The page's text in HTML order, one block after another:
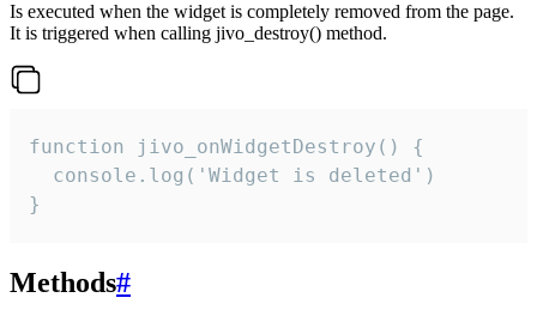
Is executed when the widget is completely removed from the page.
It is triggered when calling jivo_destroy() method.
function jivo_onWidgetDestroy() {
  console.log('Widget is deleted')
}
Methods#